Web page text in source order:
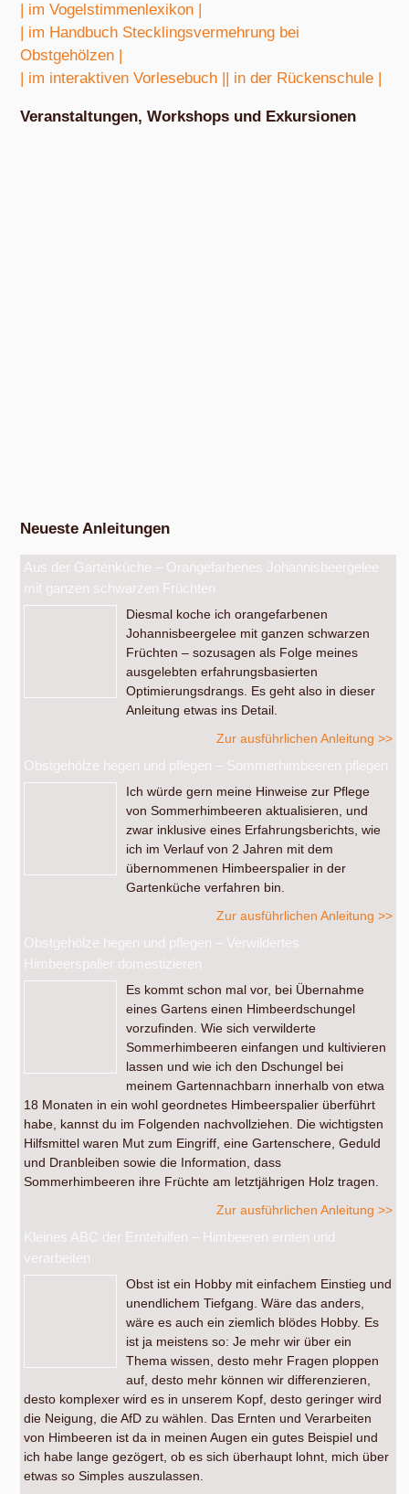
| im Vogelstimmenlexikon |
| im Handbuch Stecklingsvermehrung bei
Obstgehölzen |
| im interaktiven Vorlesebuch |
| in der Rückenschule |
Veranstaltungen, Workshops und Exkursionen
Neueste Anleitungen
Aus der Gartenküche – Orangefarbenes Johannisbeergelee
mit ganzen schwarzen Früchten
Diesmal koche ich orangefarbenen
Johannisbeergelee mit ganzen schwarzen
Früchten – sozusagen als Folge meines
ausgelebten erfahrungsbasierten
Optimierungsdrangs. Es geht also in dieser
Anleitung etwas ins Detail.
Zur ausführlichen Anleitung >>
Obstgehölze hegen und pflegen – Sommerhimbeeren pflegen
Ich würde gern meine Hinweise zur Pflege
von Sommerhimbeeren aktualisieren, und
zwar inklusive eines Erfahrungsberichts, wie
ich im Verlauf von 2 Jahren mit dem
übernommenen Himbeerspalier in der
Gartenküche verfahren bin.
Zur ausführlichen Anleitung >>
Obstgehölze hegen und pflegen – Verwildertes
Himbeerspalier domestizieren
Es kommt schon mal vor, bei Übernahme
eines Gartens einen Himbeerdschungel
vorzufinden. Wie sich verwilderte
Sommerhimbeeren einfangen und kultivieren
lassen und wie ich den Dschungel bei
meinem Gartennachbarn innerhalb von etwa
18 Monaten in ein wohl geordnetes Himbeerspalier überführt
habe, kannst du im Folgenden nachvollziehen. Die wichtigsten
Hilfsmittel waren Mut zum Eingriff, eine Gartenschere, Geduld
und Dranbleiben sowie die Information, dass
Sommerhimbeeren ihre Früchte am letztjährigen Holz tragen.
Zur ausführlichen Anleitung >>
Kleines ABC der Erntehilfen – Himbeeren ernten und
verarbeiten
Obst ist ein Hobby mit einfachem Einstieg und
unendlichem Tiefgang. Wäre das anders,
wäre es auch ein ziemlich blödes Hobby. Es
ist ja meistens so: Je mehr wir über ein
Thema wissen, desto mehr Fragen ploppen
auf, desto mehr können wir differenzieren,
desto komplexer wird es in unserem Kopf, desto geringer wird
die Neigung, die AfD zu wählen. Das Ernten und Verarbeiten
von Himbeeren ist da in meinen Augen ein gutes Beispiel und
ich habe lange gezögert, ob es sich überhaupt lohnt, mich über
etwas so Simples auszulassen.